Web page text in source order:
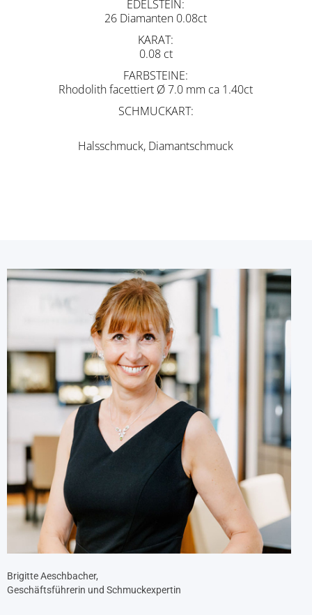
EDELSTEIN
26 Diamanten 0.08ct
KARAT
0.08 ct
FARBSTEINE
Rhodolith facettiert Ø 7.0 mm ca 1.40ct
SCHMUCKART
Halsschmuck, Diamantschmuck
Brigitte Aeschbacher,
Geschäftsführerin und Schmuckexpertin